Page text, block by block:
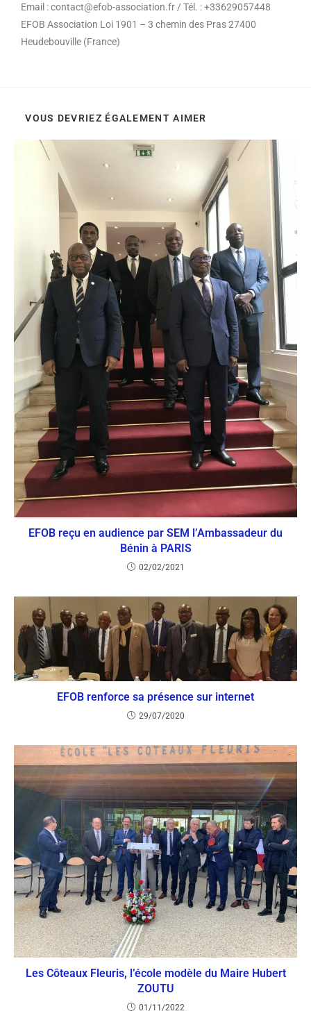
Email : contact@efob-association.fr / Tél. : +33629057448
EFOB Association Loi 1901 – 3 chemin des Pras 27400
Heudebouville (France)
VOUS DEVRIEZ ÉGALEMENT AIMER
EFOB reçu en audience par SEM l’Ambassadeur du
Bénin à PARIS
02/02/2021
EFOB renforce sa présence sur internet
29/07/2020
Les Côteaux Fleuris, l’école modèle du Maire Hubert
ZOUTU
01/11/2022